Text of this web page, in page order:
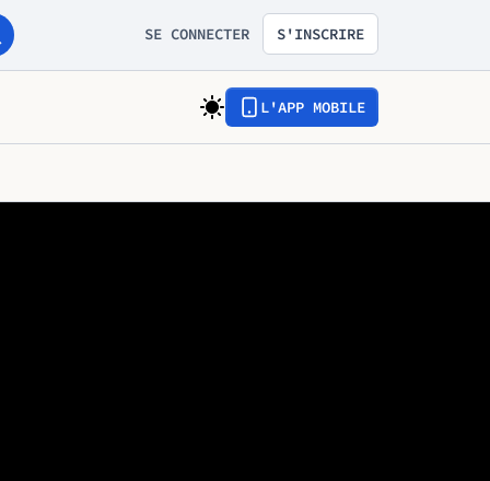
SE CONNECTER S'INSCRIRE
L'APP MOBILE